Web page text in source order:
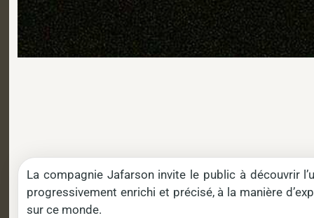
La compagnie Jafarson invite le public à découvrir
progressivement enrichi et précisé, à la manière
sur ce monde.